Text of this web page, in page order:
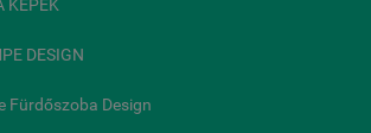
KÉPEK
DESIGN
Fürdőszoba Design